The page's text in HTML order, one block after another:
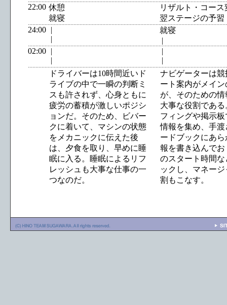
22:00 休憩
就寝
リザルト・コー
翌ステージの予習
24:00 |
|
就寝
|
02:00 |
|
|
|
ドライバーは10時間近いド
ライブの中で一瞬の判断ミ
スも許されず、心身ともに
疲労の蓄積が激しいポジシ
ョンだ。そのため、ビバー
クに着いて、マシンの状態
をメカニックに伝えた後
は、夕食を取り、早めに睡
眠に入る。睡眠によるリフ
レッシュも大事な仕事の一
つなのだ。
ナビゲーターは競
ート案内がメイ
が、そのための
大事な役割であ
フィングや掲示
情報を集め、手渡
ードブックにあ
報を書き込んでお
のスタート時間な
ックし、マネー
割もこなす。